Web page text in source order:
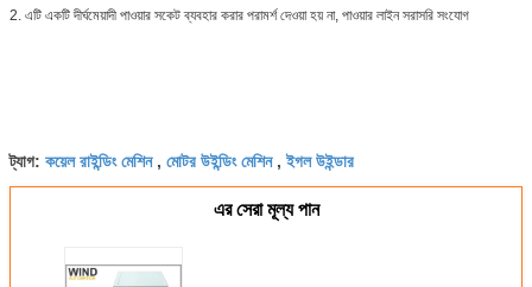
2. এটি একটি দীর্ঘমেয়াদী পাওয়ার সকেট ব্যবহার করার পরামর্শ দেওয়া হয় না, পাওয়ার লাইন সরাসরি সংযোগ
ট্যাগ: কয়েল রাইন্ডিং মেশিন, মোটর উইন্ডিং মেশিন,ইগল উইন্ডার
এর সেরা মূল্য পান